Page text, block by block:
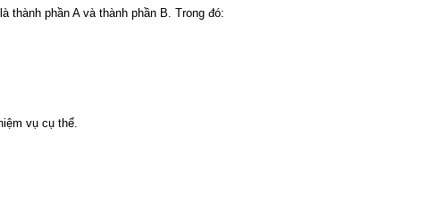
thành phần A và thành phần B. Trong đó:
vụ cụ thể.